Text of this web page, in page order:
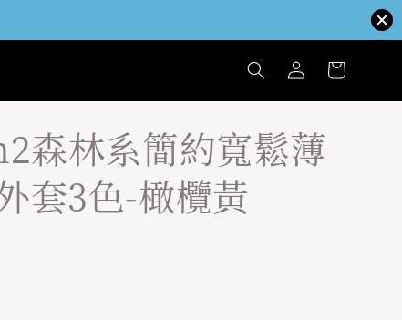
森林系簡約寬鬆薄
套3色-橄欖黃